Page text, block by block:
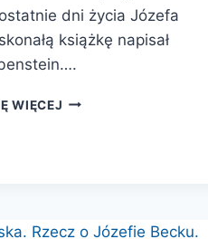
dni życia Józefa
książkę napisał
WIĘCEJ OSTATNIE